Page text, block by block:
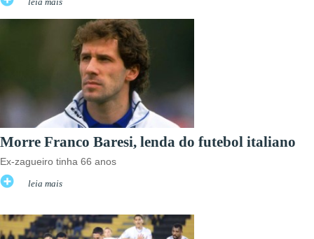
Morre Franco Baresi, lenda do futebol italiano
Ex-zagueiro tinha 66 anos
leia mais